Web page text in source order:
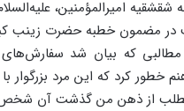
امیرالمؤمنین،
مضمون خطبه حضرت زینب
که بیان شد سفارش‌‌هاى
خطور کرد که این مرد
از ذهن من گذشت آن شخص